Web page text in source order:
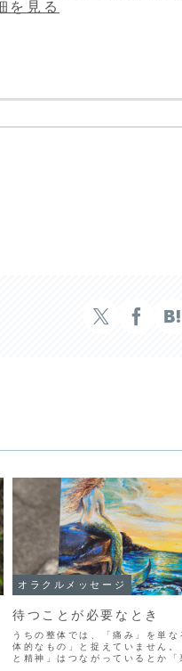
を見る
オラクルメッセージ
待つことが必要なとき
うちの整体では、「痛み」を単な
体的なもの」と捉えていません。
と精神」はつながっているとか「